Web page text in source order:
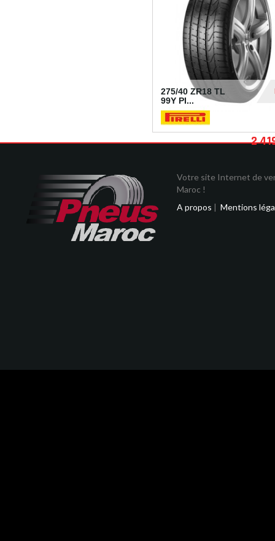
275/40 ZR18 TL
99Y PI...
2
Votre site Internet de
Maroc !
A propos | Mentions